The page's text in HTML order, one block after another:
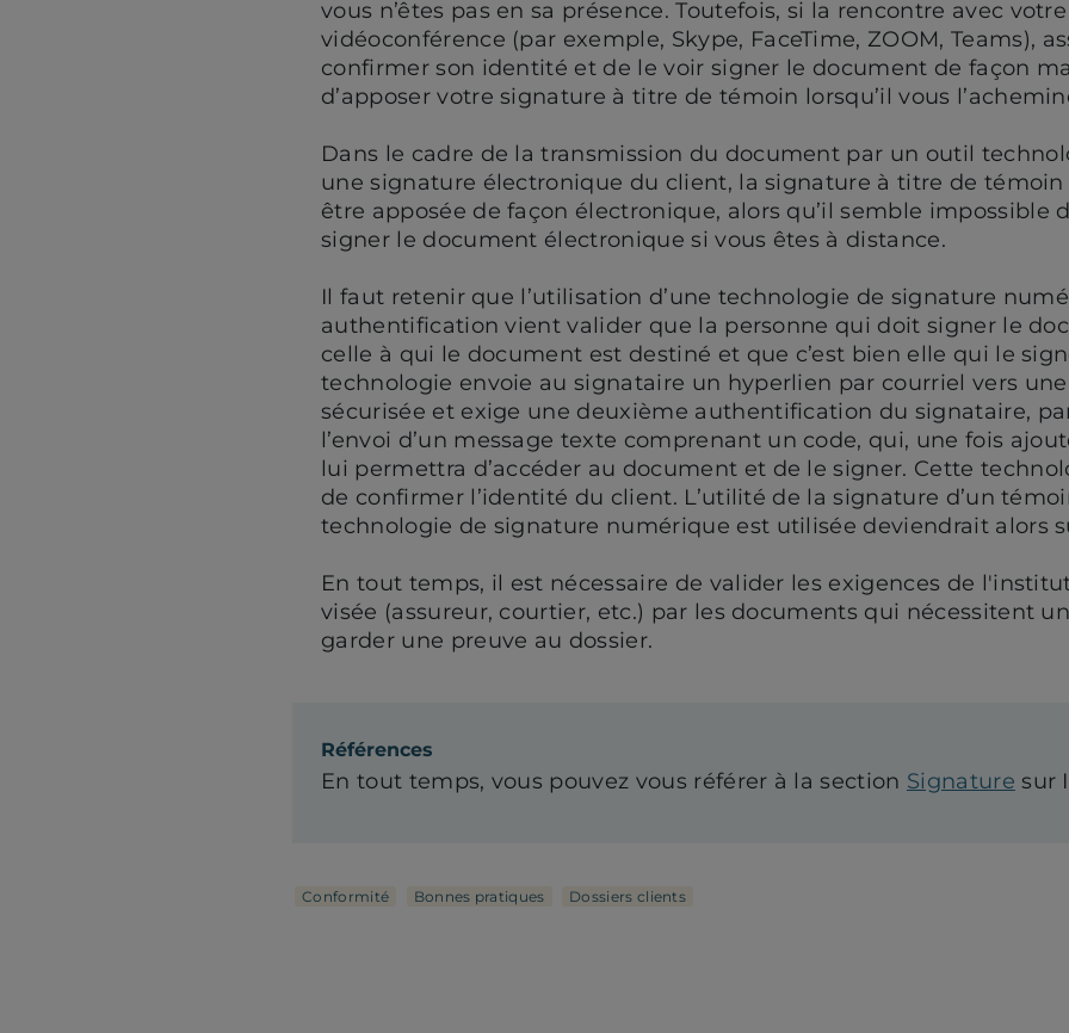
vous n’êtes pas en sa présence. Toutefois, si la rencontre avec
vidéoconférence (par exemple, Skype, FaceTime, ZOOM, Teams),
confirmer son identité et de le voir signer le document de façon
d’apposer votre signature à titre de témoin lorsqu’il vous
Dans le cadre de la transmission du document par un outil
une signature électronique du client, la signature à titre de témoin
être apposée de façon électronique, alors qu’il semble impossible
signer le document électronique si vous êtes à distance.
Il faut retenir que l’utilisation d’une technologie de signature
authentification vient valider que la personne qui doit signer le
celle à qui le document est destiné et que c’est bien elle qui le
technologie envoie au signataire un hyperlien par courriel vers
sécurisée et exige une deuxième authentification du signataire,
l’envoi d’un message texte comprenant un code, qui, une fois
lui permettra d’accéder au document et de le signer. Cette
de confirmer l’identité du client. L’utilité de la signature d’un
technologie de signature numérique est utilisée deviendrait alors
En tout temps, il est nécessaire de valider les exigences de
visée (assureur, courtier, etc.) par les documents qui nécessitent
garder une preuve au dossier.
Références
En tout temps, vous pouvez vous référer à la section Signature sur
Conformité Bonnes pratiques Dossiers clients